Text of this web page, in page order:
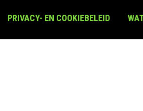
PRIVACY- EN COOKIEBELEID